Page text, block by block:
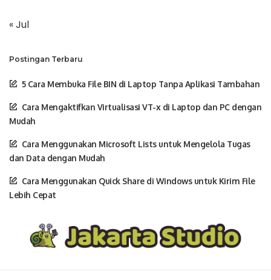
« Jul
Postingan Terbaru
5 Cara Membuka File BIN di Laptop Tanpa Aplikasi Tambahan
Cara Mengaktifkan Virtualisasi VT-x di Laptop dan PC dengan
Mudah
Cara Menggunakan Microsoft Lists untuk Mengelola Tugas
dan Data dengan Mudah
Cara Menggunakan Quick Share di Windows untuk Kirim File
Lebih Cepat